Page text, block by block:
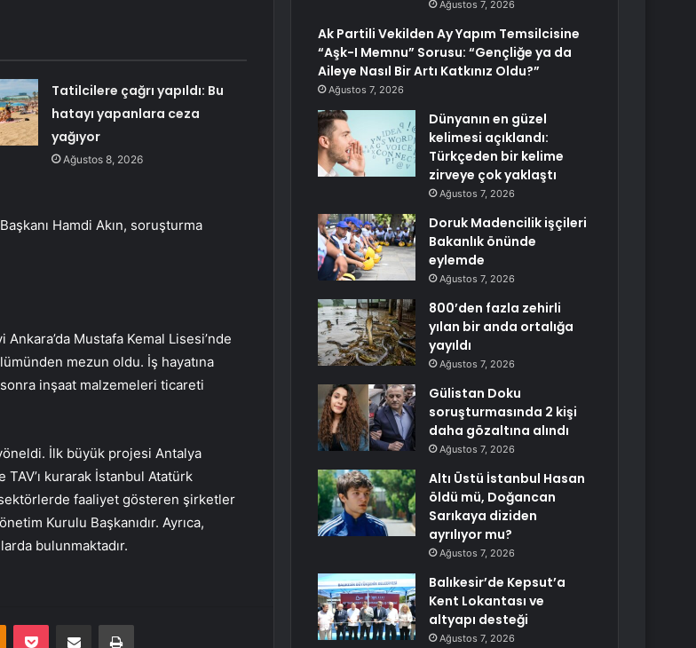
Tatilcilere çağrı yapıldı: Bu
hatayı yapanlara ceza
yağıyor
Ağustos 8, 2026
Hamdi Akın, soruşturma
Mustafa Kemal Lisesi’nde
mezun oldu. İş hayatına
inşaat malzemeleri ticareti
İlk büyük projesi Antalya
kurarak İstanbul Atatürk
sektörlerde faaliyet gösteren şirketler
Kurulu Başkanıdır. Ayrıca,
bulunmaktadır.
Odnoklassniki
Pocket E-Posta ile paylaş Yazdır
Ağustos 7, 2026
Ak Partili Vekilden Ay Yapım Temsilcisine
“Aşk-I Memnu” Sorusu: “Gençliğe ya da
Aileye Nasıl Bir Artı Katkınız Oldu?”
Ağustos 7, 2026
Dünyanın en güzel
kelimesi açıklandı:
Türkçeden bir kelime
zirveye çok yaklaştı
Ağustos 7, 2026
Doruk Madencilik işçileri
Bakanlık önünde
eylemde
Ağustos 7, 2026
800’den fazla zehirli
yılan bir anda ortalığa
yayıldı
Ağustos 7, 2026
Gülistan Doku
soruşturmasında 2 kişi
daha gözaltına alındı
Ağustos 7, 2026
Altı Üstü İstanbul Hasan
öldü mü, Doğancan
Sarıkaya diziden
ayrılıyor mu?
Ağustos 7, 2026
Balıkesir’de Kepsut’a
Kent Lokantası ve
altyapı desteği
Ağustos 7, 2026